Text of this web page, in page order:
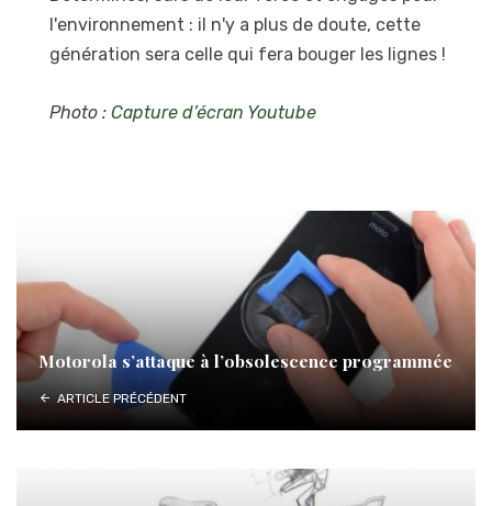
l'environnement : il n'y a plus de doute, cette
génération sera celle qui fera bouger les lignes !
Photo : Capture d’écran Youtube
Motorola s’attaque à l’obsolescence programmée
ARTICLE PRÉCÉDENT